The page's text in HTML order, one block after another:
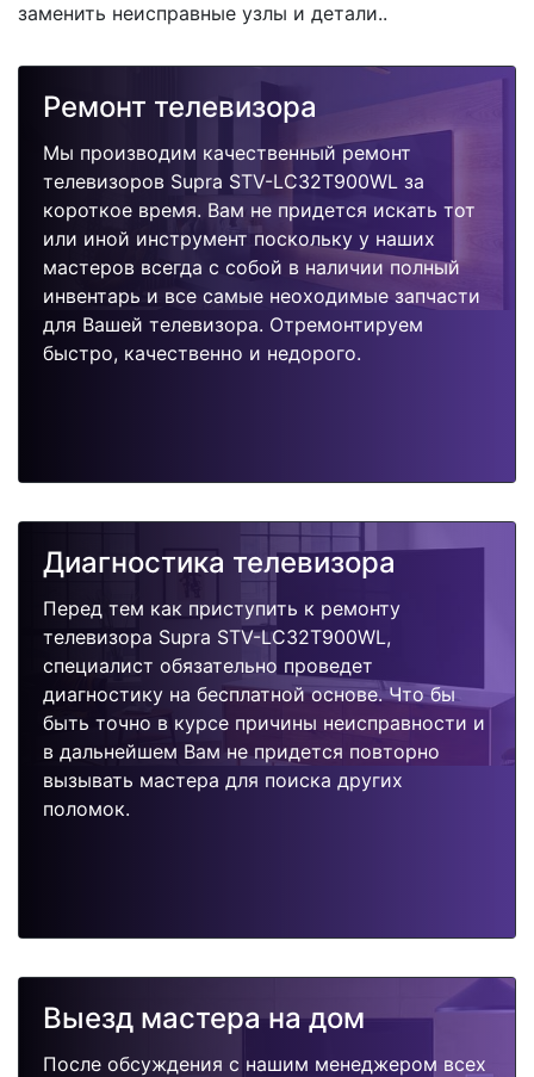
заменить неисправные узлы и детали..
Ремонт телевизора
Мы производим качественный ремонт
телевизоров Supra STV-LC32T900WL за
короткое время. Вам не придется искать тот
или иной инструмент поскольку у наших
мастеров всегда с собой в наличии полный
инвентарь и все самые неоходимые запчасти
для Вашей телевизора. Отремонтируем
быстро, качественно и недорого.
Диагностика телевизора
Перед тем как приступить к ремонту
телевизора Supra STV-LC32T900WL,
специалист обязательно проведет
диагностику на бесплатной основе. Что бы
быть точно в курсе причины неисправности и
в дальнейшем Вам не придется повторно
вызывать мастера для поиска других
поломок.
Выезд мастера на дом
После обсуждения с нашим менеджером всех